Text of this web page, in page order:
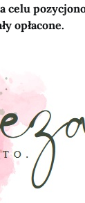
opłacone.